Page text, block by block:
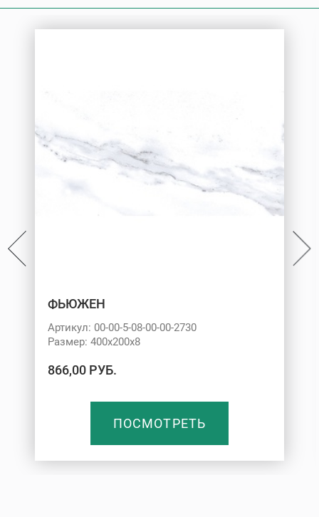
ФЬЮЖЕН
Артикул: 00-00-5-08-00-00-2730
Размер: 400х200х8
866,00 РУБ.
ПОСМОТРЕТЬ